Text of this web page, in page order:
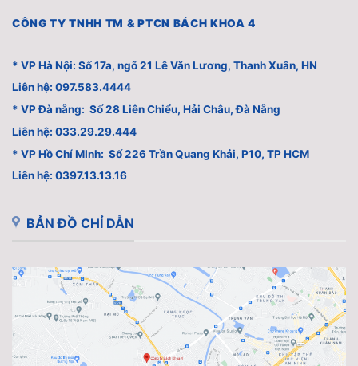
CÔNG TY TNHH TM & PTCN BÁCH KHOA 4
* VP Hà Nội: Số 17a, ngõ 21 Lê Văn Lương, Thanh Xuân, HN
Liên hệ: 097.583.4444
* VP Đà nẵng: Số 28 Liên Chiểu, Hải Châu, Đà Nẵng
Liên hệ: 033.29.29.444
* VP Hồ Chí MInh: Số 226 Trần Quang Khải, P10, TP HCM
Liên hệ: 0397.13.13.16
BẢN ĐỒ CHỈ DẪN